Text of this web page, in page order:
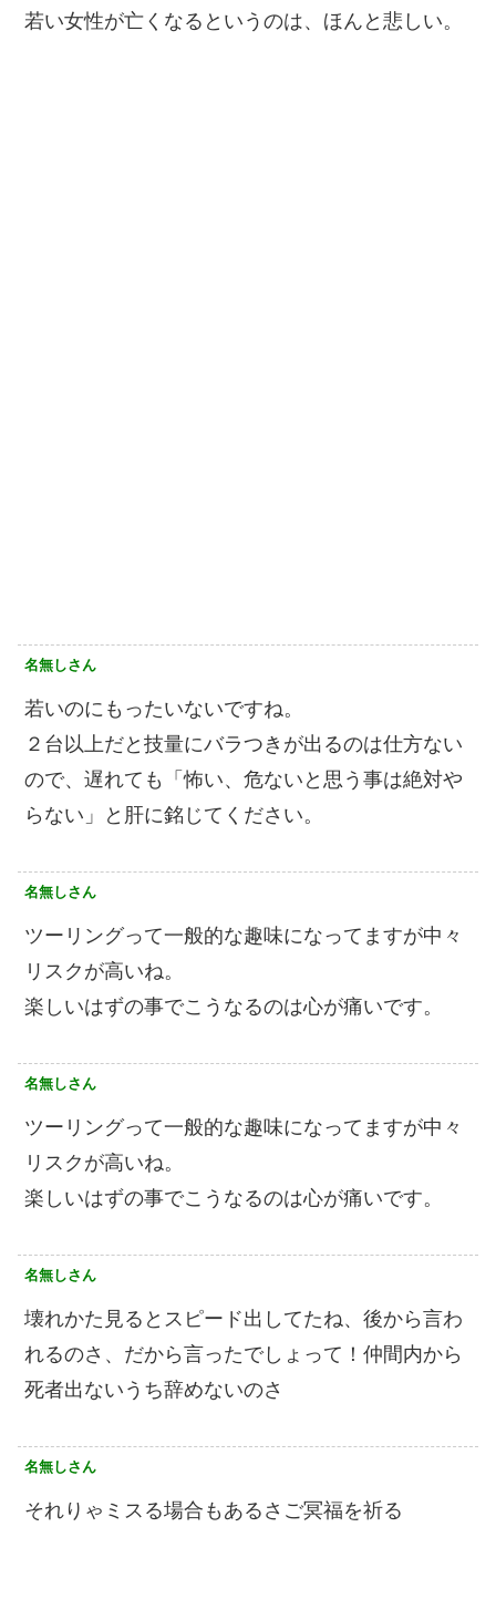
若い女性が亡くなるというのは、ほんと悲しい。
名無しさん
若いのにもったいないですね。
２台以上だと技量にバラつきが出るのは仕方ない
ので、遅れても「怖い、危ないと思う事は絶対や
らない」と肝に銘じてください。
名無しさん
ツーリングって一般的な趣味になってますが中々
リスクが高いね。
楽しいはずの事でこうなるのは心が痛いです。
名無しさん
ツーリングって一般的な趣味になってますが中々
リスクが高いね。
楽しいはずの事でこうなるのは心が痛いです。
名無しさん
壊れかた見るとスピード出してたね、後から言わ
れるのさ、だから言ったでしょって！仲間内から
死者出ないうち辞めないのさ
名無しさん
それりゃミスる場合もあるさご冥福を祈る